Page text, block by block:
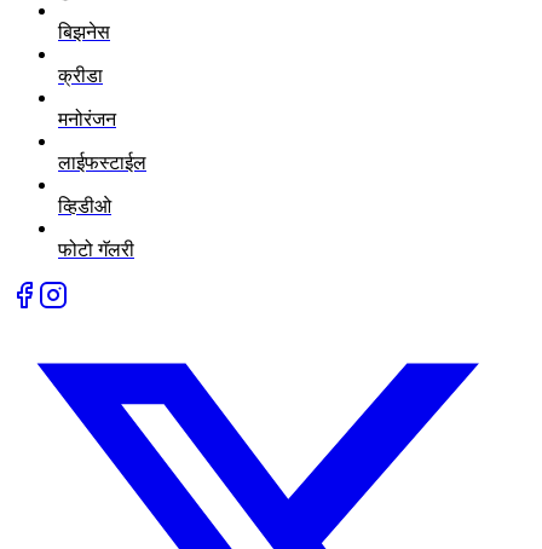
बिझनेस
क्रीडा
मनोरंजन
लाईफस्टाईल
व्हिडीओ
फोटो गॅलरी